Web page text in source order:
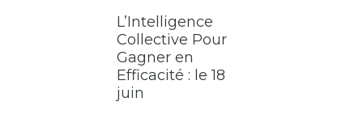
L’Intelligence
Collective Pour
Gagner en
Efficacité : le 18
juin